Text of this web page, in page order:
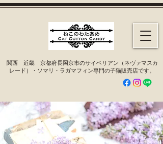
​関西 近畿 京都府長岡京市のサイベリアン（ネヴァマスカ
レード）・ソマリ・ラガマフィン専門の子猫販売店です。